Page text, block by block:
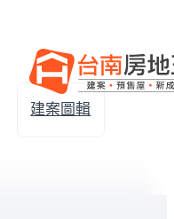
建案圖輯